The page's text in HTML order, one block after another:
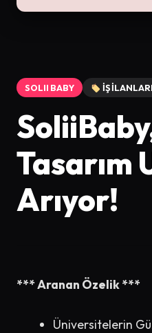
SOLII BABY İŞ İLANLARI
Tasarım
Arıyor!
*** Aranan Özelik ***
Üniversitelerin